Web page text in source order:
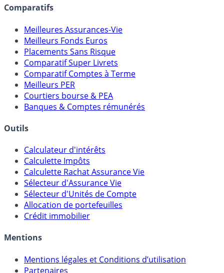
assureurs, sociétés de gestion, CGP, etc.
Comparatifs
Meilleures Assurances-Vie
Meilleurs Fonds Euros
Placements Sans Risque
Comparatif Super Livrets
Comparatif Comptes à Terme
Meilleurs PER
Courtiers bourse & PEA
Banques & Comptes rémunérés
Outils
Calculateur d'intérêts
Calculette Impôts
Calculette Rachat Assurance Vie
Sélecteur d'Assurance Vie
Sélecteur d'Unités de Compte
Crédit immobilier
Mentions